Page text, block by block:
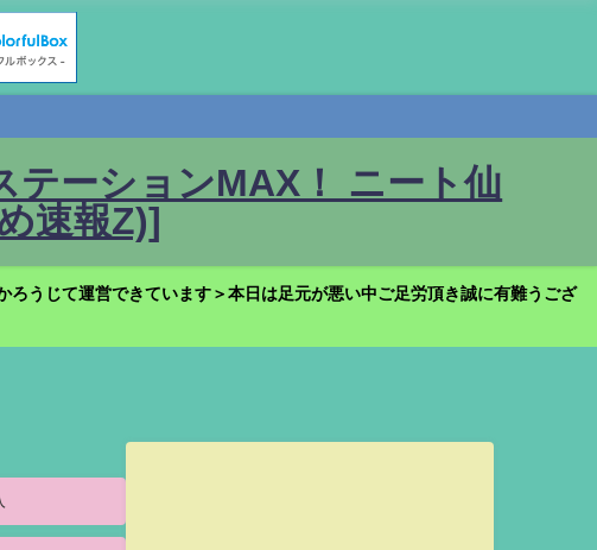
テーションMAX！ ニート仙
速報Z)]
うじて運営できています＞本日は足元が悪い中ご足労頂き誠に有難うござ